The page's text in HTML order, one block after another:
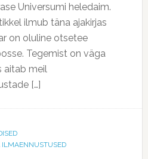
Universumi heledaim.
ilmub täna ajakirjas
on oluline otsetee
Tegemist on väga
aitab meil
[…]